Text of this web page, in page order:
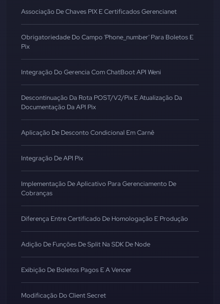
Associação De Chaves PIX E Certificados Gerencianet
Obrigatoriedade Do Campo 'Phone_number' Para Boletos E
Pix
Integração Do Gerencia Com ChatBoot API Weni
Descontinuação Da Rota POST/v2/pix E Atualização Da
Documentação Da API Pix
Aplicação De Desconto Condicional Em Carnê
Integração De API Pix
Implementação De Aplicativo Para Gerenciamento De
Cobranças
Diferença Entre Certificado De Homologação E Produção
Adição De Funções De Split Na SDK De Node
Exibição De Boletos Pagos E A Vencer
Modificação Do Client Secret